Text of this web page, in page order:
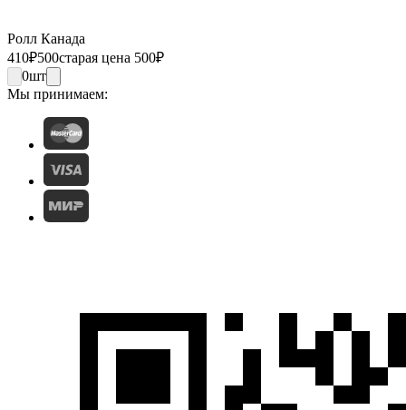
Ролл Канада
410₽500старая цена 500₽
0шт
Мы принимаем: